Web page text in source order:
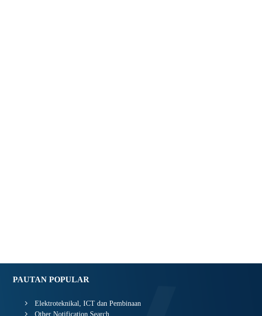
PAUTAN POPULAR
Elektroteknikal, ICT dan Pembinaan
Other Notification Search